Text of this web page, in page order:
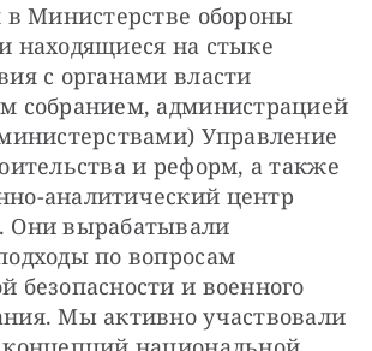
Министерстве обороны
находящиеся на стыке
с органами власти
собранием, администрацией
Управление
и реформ, а также
аналитический центр
Они вырабатывали
по вопросам
безопасности и военного
Мы активно участвовали